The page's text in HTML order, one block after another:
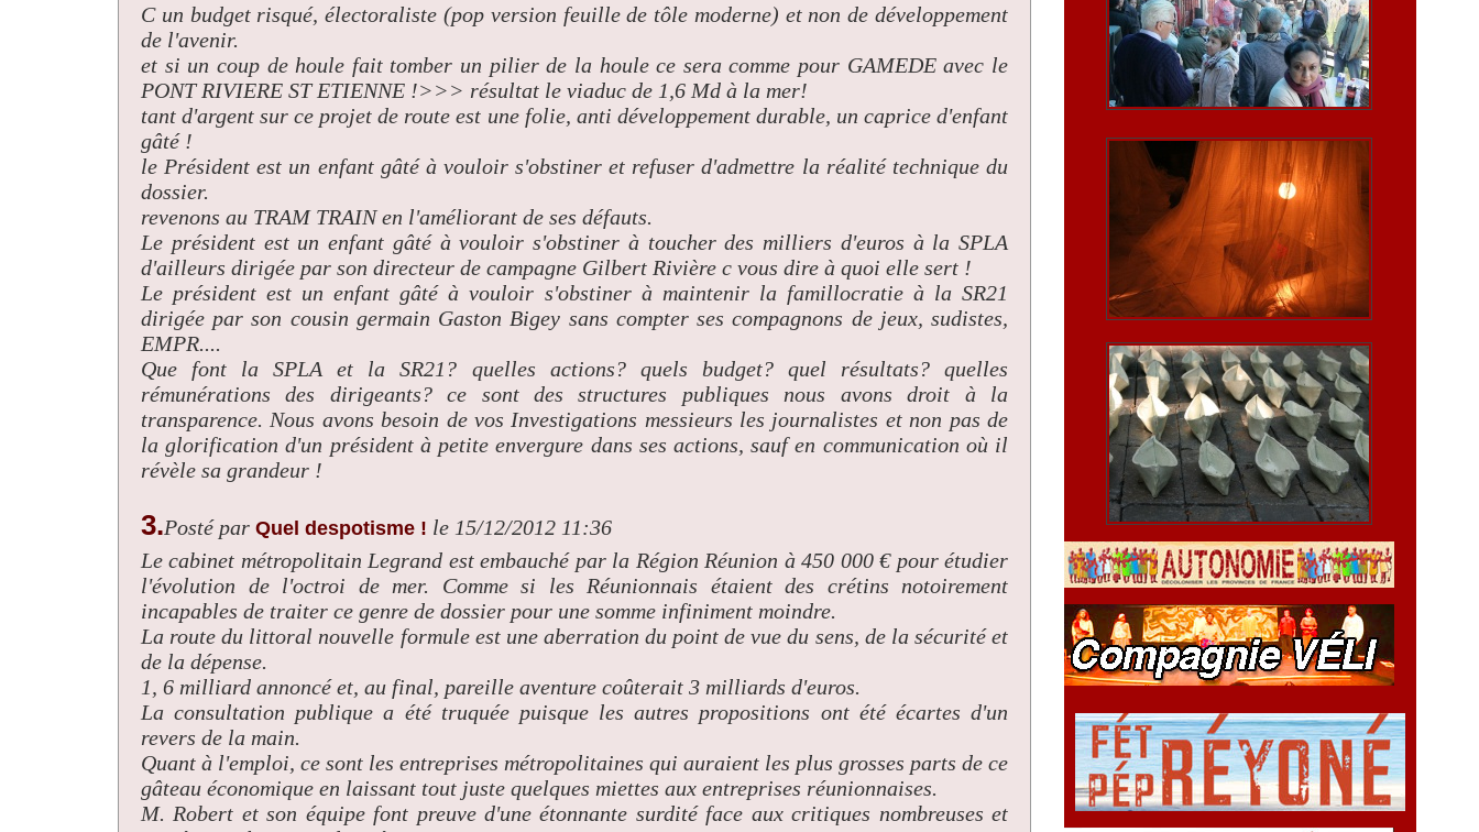
C un budget risqué, électoraliste (pop version feuille de tôle moderne) et non de développement
de l'avenir.
et si un coup de houle fait tomber un pilier de la houle ce sera comme pour GAMEDE avec le
PONT RIVIERE ST ETIENNE !>>> résultat le viaduc de 1,6 Md à la mer!
tant d'argent sur ce projet de route est une folie, anti développement durable, un caprice d'enfant
gâté !
le Président est un enfant gâté à vouloir s'obstiner et refuser d'admettre la réalité technique du
dossier.
revenons au TRAM TRAIN en l'améliorant de ses défauts.
Le président est un enfant gâté à vouloir s'obstiner à toucher des milliers d'euros à la SPLA
d'ailleurs dirigée par son directeur de campagne Gilbert Rivière c vous dire à quoi elle sert !
Le président est un enfant gâté à vouloir s'obstiner à maintenir la famillocratie à la SR21
dirigée par son cousin germain Gaston Bigey sans compter ses compagnons de jeux, sudistes,
EMPR....
Que font la SPLA et la SR21? quelles actions? quels budget? quel résultats? quelles
rémunérations des dirigeants? ce sont des structures publiques nous avons droit à la
transparence. Nous avons besoin de vos Investigations messieurs les journalistes et non pas de
la glorification d'un président à petite envergure dans ses actions, sauf en communication où il
révèle sa grandeur !
3.Posté par Quel despotisme ! le 15/12/2012 11:36
Le cabinet métropolitain Legrand est embauché par la Région Réunion à 450 000 € pour étudier
l'évolution de l'octroi de mer. Comme si les Réunionnais étaient des crétins notoirement
incapables de traiter ce genre de dossier pour une somme infiniment moindre.
La route du littoral nouvelle formule est une aberration du point de vue du sens, de la sécurité et
de la dépense.
1, 6 milliard annoncé et, au final, pareille aventure coûterait 3 milliards d'euros.
La consultation publique a été truquée puisque les autres propositions ont été écartes d'un
revers de la main.
Quant à l'emploi, ce sont les entreprises métropolitaines qui auraient les plus grosses parts de ce
gâteau économique en laissant tout juste quelques miettes aux entreprises réunionnaises.
M. Robert et son équipe font preuve d'une étonnante surdité face aux critiques nombreuses et